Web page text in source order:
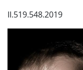
II.519.548.2019